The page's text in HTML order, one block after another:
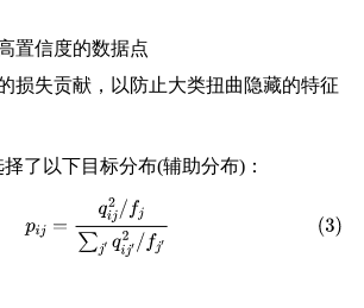
置信度的数据点
损失贡献，以防止大类扭曲隐藏的特征
了以下目标分布(辅助分布)：